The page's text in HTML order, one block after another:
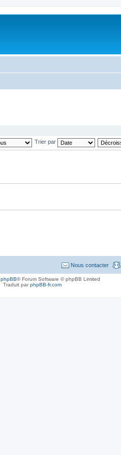
Trier par
Nous contacter
phpBB® Forum Software © phpBB Limited
Traduit parphpBB-fr.com